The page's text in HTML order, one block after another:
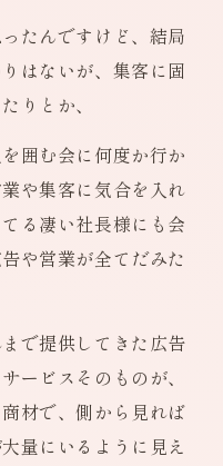
たんですけど、結局
はないが、集客に固
りとか、
囲む会に何度か行か
や集客に気合を入れ
る凄い社長様にも会
や営業が全てだみた
で提供してきた広告
ービスそのものが、
材で、側から見れば
量にいるように見え